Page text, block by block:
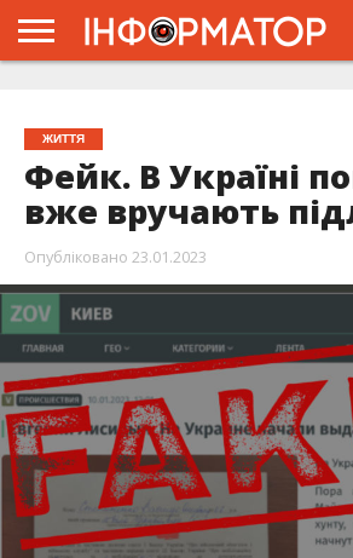
ЖИТТЯ
Фейк. В Україні
вже вручають
Опубліковано 23.01.2023